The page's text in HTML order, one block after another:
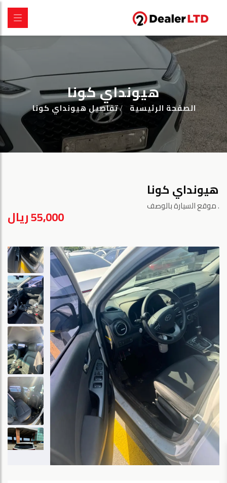
هيونداي كونا
الصفحة الرئيسية تفاصيل هيونداي كونا
هيونداي كونا
موقع السيارة بالوصف.
55,000 ريال